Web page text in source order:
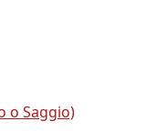
o Saggio)